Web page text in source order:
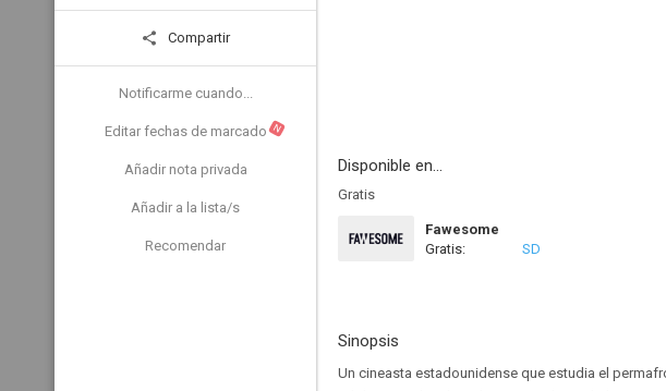
Compartir
Notificarme cuando...
Editar fechas de marcado N
Añadir nota privada
Añadir a la lista/s
Recomendar
Disponible en...
Gratis
Fawesome
Gratis:
SD
Sinopsis
Un cineasta estadounidense que estudia el